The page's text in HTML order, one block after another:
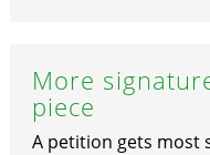
More
piece
A petition gets most